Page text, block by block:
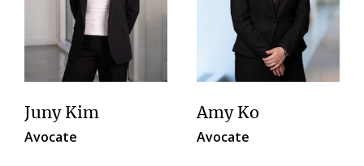
Juny Kim
Avocate
Amy Ko
Avocate